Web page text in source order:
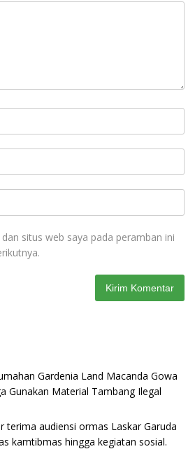
situs web saya pada peramban ini
Gardenia Land Macanda Gowa
Gunakan Material Tambang Ilegal
terima audiensi ormas Laskar Garuda
kamtibmas hingga kegiatan sosial.